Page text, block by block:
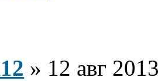
» 12 авг